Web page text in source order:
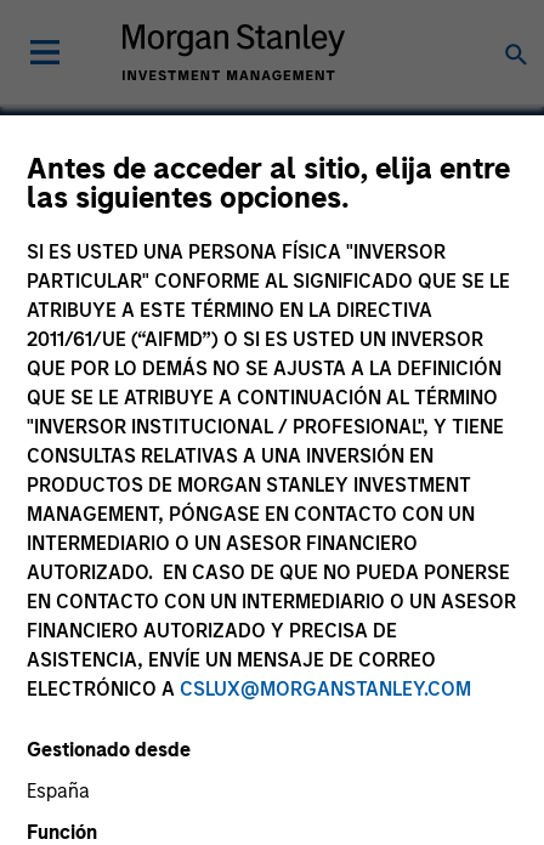
Antes de acceder al sitio, elija entre
las siguientes opciones.
SI ES USTED UNA PERSONA FÍSICA "INVERSOR
PARTICULAR" CONFORME AL SIGNIFICADO QUE SE LE
ATRIBUYE A ESTE TÉRMINO EN LA DIRECTIVA
2011/61/UE (“AIFMD”) O SI ES USTED UN INVERSOR
QUE POR LO DEMÁS NO SE AJUSTA A LA DEFINICIÓN
QUE SE LE ATRIBUYE A CONTINUACIÓN AL TÉRMINO
"INVERSOR INSTITUCIONAL / PROFESIONAL", Y TIENE
CONSULTAS RELATIVAS A UNA INVERSIÓN EN
PRODUCTOS DE MORGAN STANLEY INVESTMENT
MANAGEMENT, PÓNGASE EN CONTACTO CON UN
INTERMEDIARIO O UN ASESOR FINANCIERO
AUTORIZADO. EN CASO DE QUE NO PUEDA PONERSE
EN CONTACTO CON UN INTERMEDIARIO O UN ASESOR
FINANCIERO AUTORIZADO Y PRECISA DE
ASISTENCIA, ENVÍE UN MENSAJE DE CORREO
ELECTRÓNICO A CSLUX@MORGANSTANLEY.COM
Gestionado desde
España
Función
24 Seven
Business & Consumer Services
COUNTRY
United States